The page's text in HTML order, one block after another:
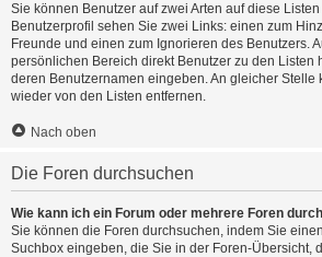
Sie können Benutzer auf zwei Arten auf diese
Benutzerprofil sehen Sie zwei Links: einen zum
Freunde und einen zum Ignorieren des Benutzers.
persönlichen Bereich direkt Benutzer zu den Listen
deren Benutzernamen eingeben. An gleicher Stelle
wieder von den Listen entfernen.
Nach oben
Die Foren durchsuchen
Wie kann ich ein Forum oder mehrere Foren
Sie können die Foren durchsuchen, indem Sie
Suchbox eingeben, die Sie in der Foren-Übersicht,